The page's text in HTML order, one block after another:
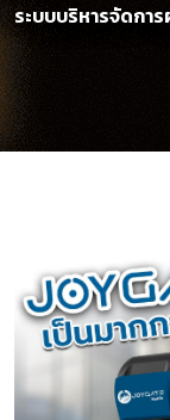
ระบบบริหารจัดกา